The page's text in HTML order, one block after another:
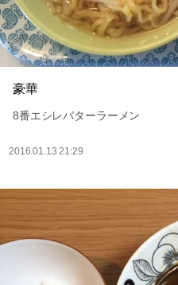
豪華
8番エシレバターラーメン
2016.01.13 21:29